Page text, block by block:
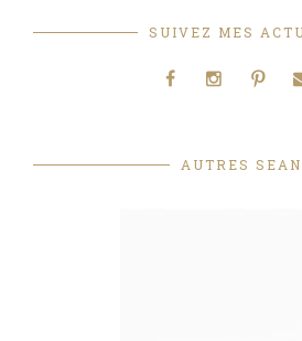
SUIVEZ MES
AUTRES